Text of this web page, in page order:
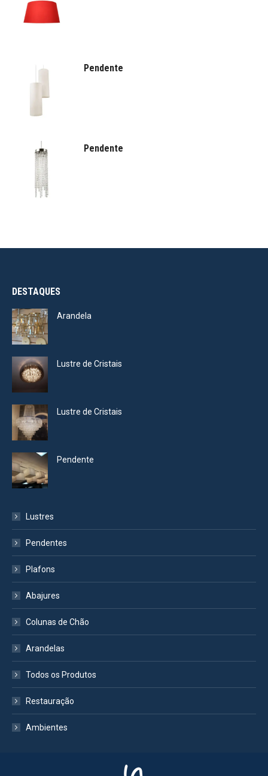
Pendente
Pendente
DESTAQUES
Arandela
Lustre de Cristais
Lustre de Cristais
Pendente
Lustres
Pendentes
Plafons
Abajures
Colunas de Chão
Arandelas
Todos os Produtos
Restauração
Ambientes